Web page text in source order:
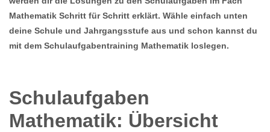
Mathematik Schritt für Schritt erklärt. Wähle einfach unten
deine Schule und Jahrgangsstufe aus und schon kannst du
mit dem Schulaufgabentraining Mathematik loslegen.
Schulaufgaben
Mathematik: Übersicht